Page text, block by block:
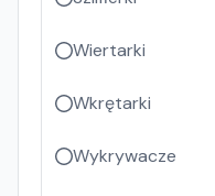
Wiertarki
Wkrętarki
Wykrywacze